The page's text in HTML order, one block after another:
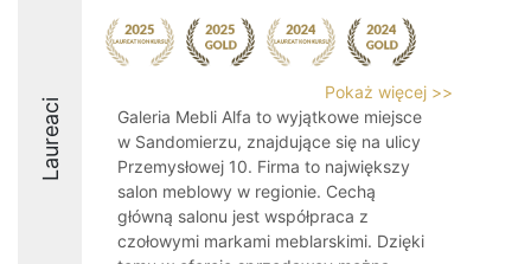
Laureaci
Pokaż więcej >>
Galeria Mebli Alfa to wyjątkowe miejsce
w Sandomierzu, znajdujące się na ulicy
Przemysłowej 10. Firma to największy
salon meblowy w regionie. Cechą
główną salonu jest współpraca z
czołowymi markami meblarskimi. Dzięki